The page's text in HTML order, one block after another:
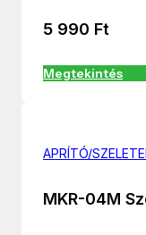
5 990 Ft
Megtekintés
APRÍTÓ/
MKR-04M